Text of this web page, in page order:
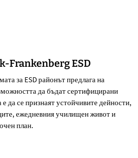
Frankenberg ESD
за ESD районът предлага на
да бъдат сертифицирани
да се признаят устойчивите дейности,
ежедневния училищен живот и
план.